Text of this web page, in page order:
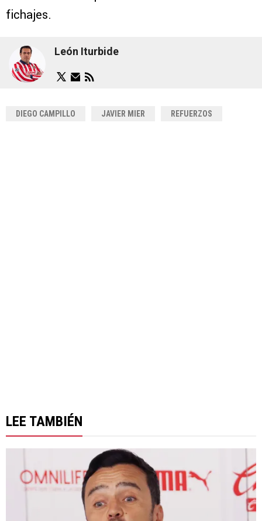
fichajes.
León Iturbide
DIEGO CAMPILLO JAVIER MIER REFUERZOS
LEE TAMBIÉN